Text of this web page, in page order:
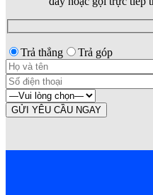
Trả thẳng Trả góp